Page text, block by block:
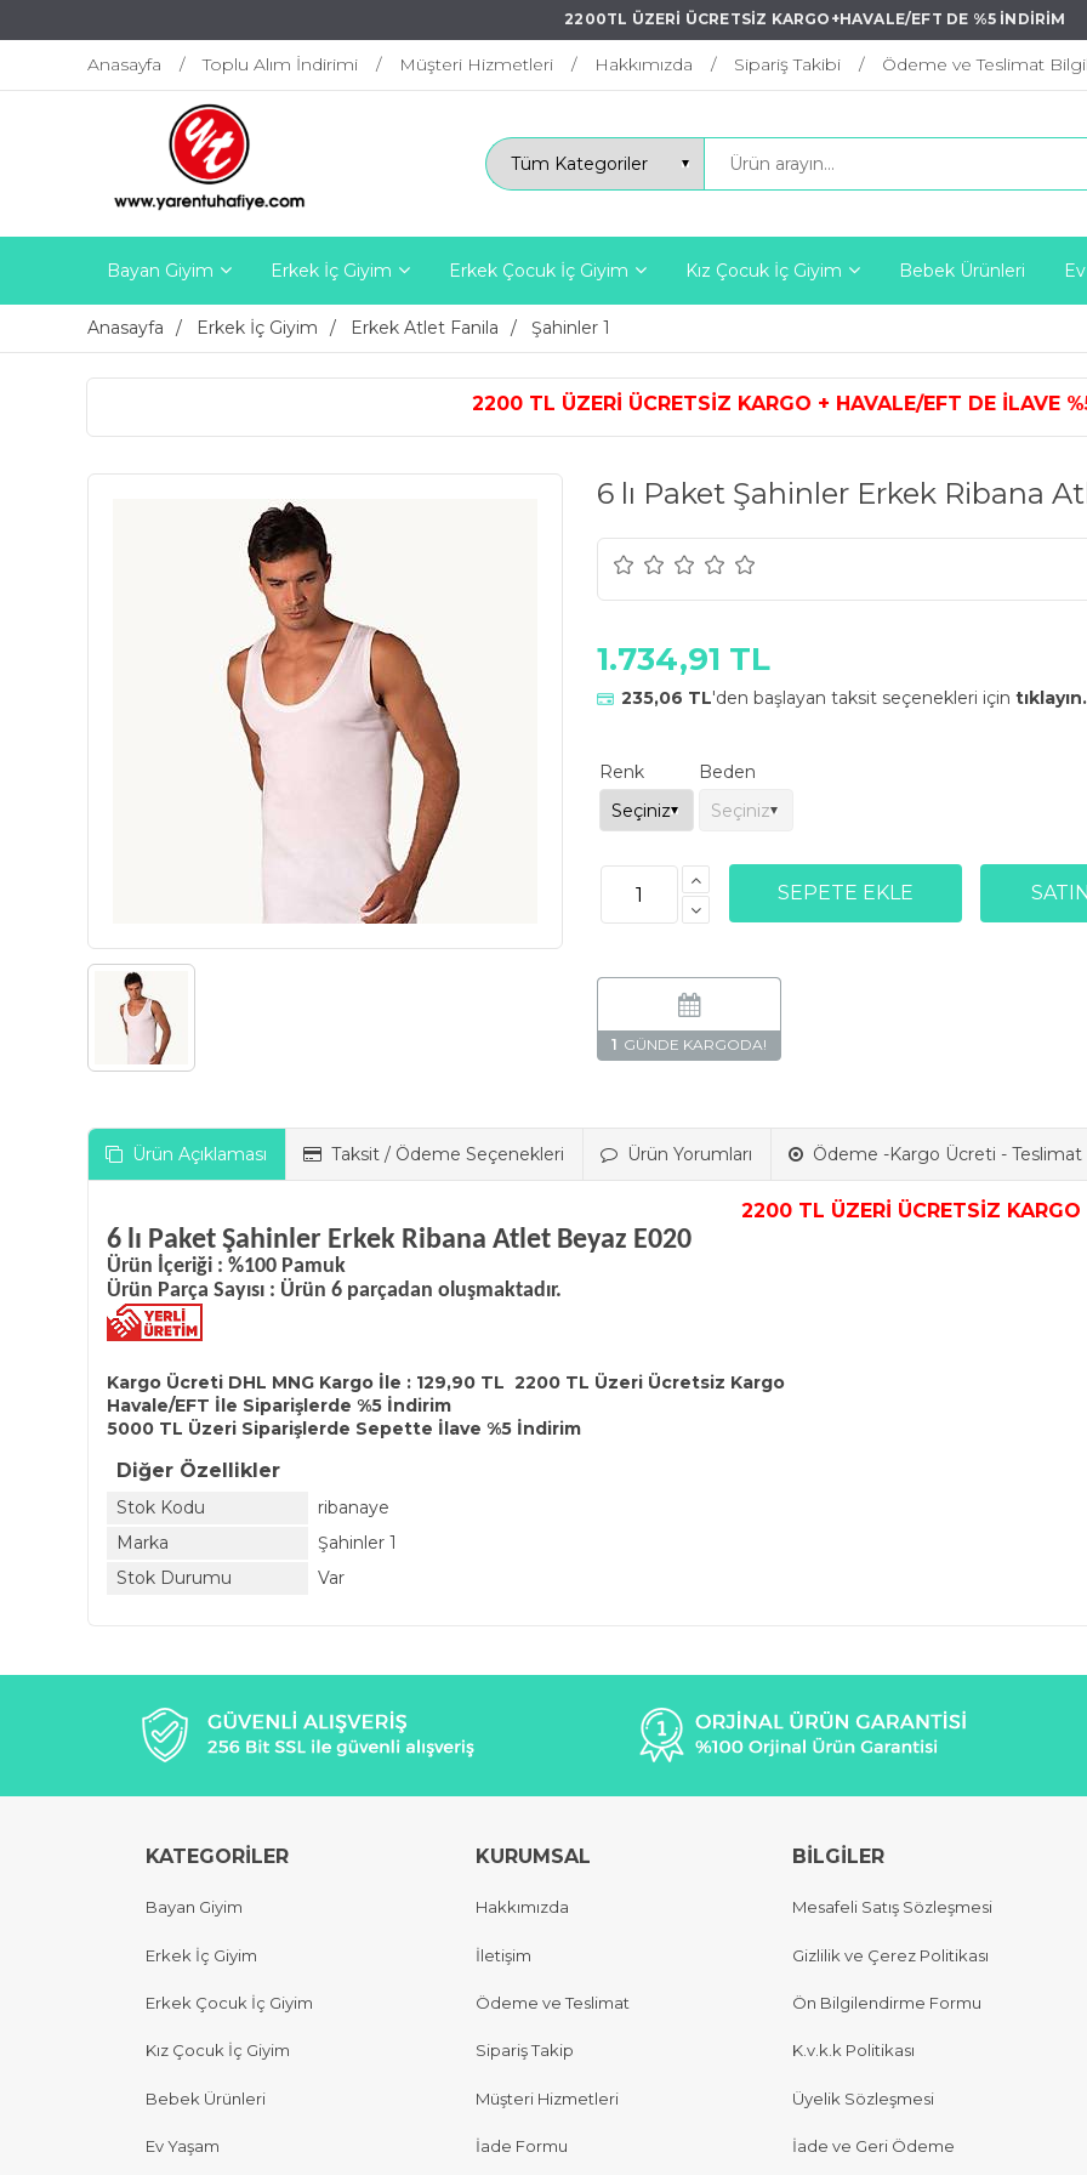
2200TL ÜZERİ ÜCRETSİZ KARGO+HAVALE/EFT DE %5 İNDİRİM
Anasayfa Toplu Alım İndirimi Müşteri Hizmetleri Hakkımızda Sipariş Takibi Ödeme ve Teslimat
Bayan Giyim Erkek İç Giyim Erkek Çocuk İç Giyim Kız Çocuk İç Giyim Bebek Ürünleri
Anasayfa Erkek İç Giyim Erkek Atlet Fanila Şahinler 1
2200 TL ÜZERİ ÜCRETSİZ KARGO + HAVALE/EFT DE İLAVE %5
6 lı Paket Şahinler Erkek Ribana
1.734,91 TL
235,06 TL'den başlayan taksit seçenekleri için tıklayın.
Renk Beden
1
Ürün Açıklaması Taksit / Ödeme Seçenekleri Ürün Yorumları Ödeme -Kargo Ücreti - Teslimat
2200 TL ÜZERİ ÜCRETSİZ KARGO
6 lı Paket Şahinler Erkek Ribana Atlet Beyaz E020
Ürün İçeriği : %100 Pamuk
Ürün Parça Sayısı : Ürün 6 parçadan oluşmaktadır.
Kargo Ücreti DHL MNG Kargo İle : 129,90 TL 2200 TL Üzeri Ücretsiz Kargo
Havale/EFT İle Siparişlerde %5 İndirim
5000 TL Üzeri Siparişlerde Sepette İlave %5 İndirim
Diğer Özellikler
Stok Kodu
ribanaye
Marka
Şahinler 1
Stok Durumu
Var
KATEGORİLER
Bayan Giyim
Erkek İç Giyim
Erkek Çocuk İç Giyim
Kız Çocuk İç Giyim
Bebek Ürünleri
Ev Yaşam
KURUMSAL
Hakkımızda
İletişim
Ödeme ve Teslimat
Sipariş Takip
Müşteri Hizmetleri
İade Formu
BİLGİLER
Mesafeli Satış Sözleşmesi
Gizlilik ve Çerez Politikası
Ön Bilgilendirme Formu
K.v.k.k Politikası
Üyelik Sözleşmesi
İade ve Geri Ödeme